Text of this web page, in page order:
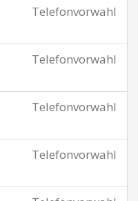
Telefonvorwahl
Telefonvorwahl
Telefonvorwahl
Telefonvorwahl